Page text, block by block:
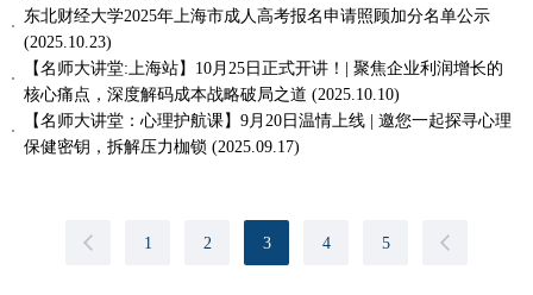
东北财经大学2025年上海市成人高考报名申请照顾加分名单公示
(2025.10.23)
【名师大讲堂:上海站】10月25日正式开讲！| 聚焦企业利润增长的
核心痛点，深度解码成本战略破局之道 (2025.10.10)
【名师大讲堂：心理护航课】9月20日温情上线 | 邀您一起探寻心理
保健密钥，拆解压力枷锁 (2025.09.17)
1 2 3 4 5